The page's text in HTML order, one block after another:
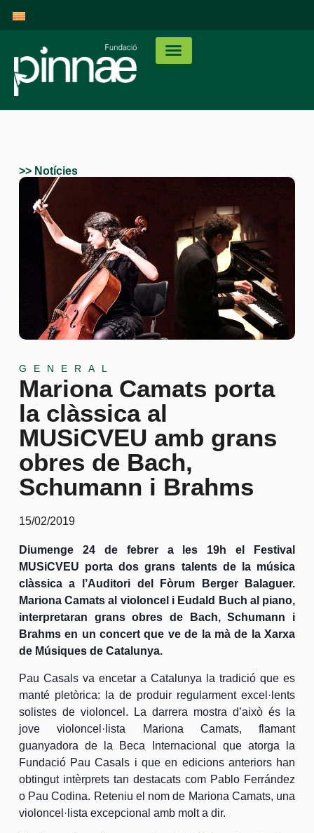
>> Notícies
GENERAL
Mariona Camats porta
la clàssica al
MUSiCVEU amb grans
obres de Bach,
Schumann i Brahms
15/02/2019
Diumenge 24 de febrer a les 19h el Festival
MUSiCVEU porta dos grans talents de la música
clàssica a l’Auditori del Fòrum Berger Balaguer.
Mariona Camats al violoncel i Eudald Buch al piano,
interpretaran grans obres de Bach, Schumann i
Brahms en un concert que ve de la mà de la Xarxa
de Músiques de Catalunya.
Pau Casals va encetar a Catalunya la tradició que es
manté pletòrica: la de produir regularment excel·lents
solistes de violoncel. La darrera mostra d’això és la
jove violoncel·lista Mariona Camats, flamant
guanyadora de la Beca Internacional que atorga la
Fundació Pau Casals i que en edicions anteriors han
obtingut intèrprets tan destacats com Pablo Ferrández
o Pau Codina. Reteniu el nom de Mariona Camats, una
violoncel·lista excepcional amb molt a dir.